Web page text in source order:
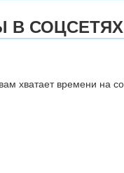
В СОЦСЕТЯХ